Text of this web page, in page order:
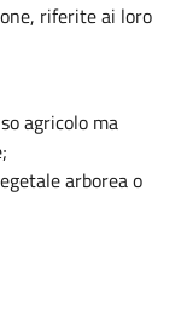
riferite ai loro
agricolo ma
arborea o